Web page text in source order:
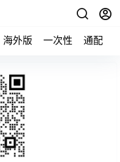
海外版 一次性 通配